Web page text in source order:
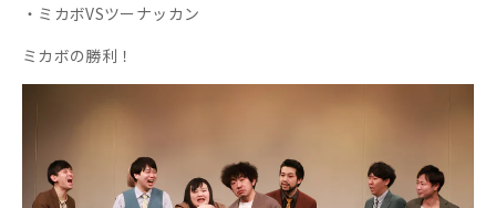
・ミカボVSツーナッカン
ミカボの勝利！